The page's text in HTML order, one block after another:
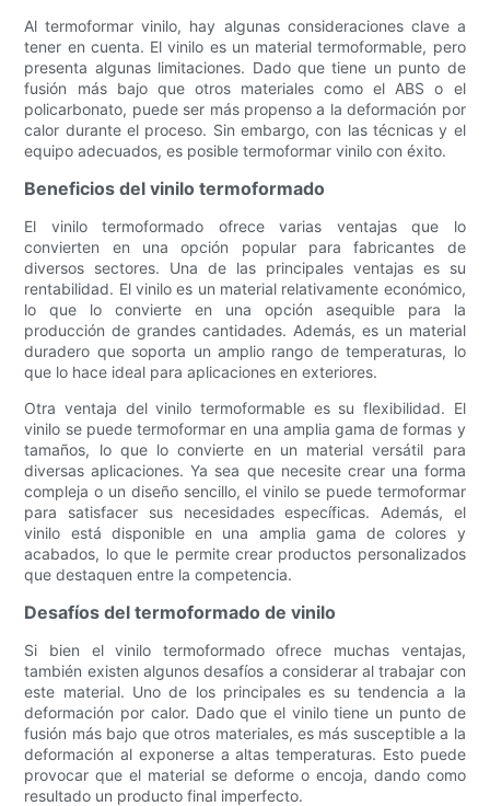
Al termoformar vinilo, hay algunas consideraciones clave a
tener en cuenta. El vinilo es un material termoformable, pero
presenta algunas limitaciones. Dado que tiene un punto de
fusión más bajo que otros materiales como el ABS o el
policarbonato, puede ser más propenso a la deformación por
calor durante el proceso. Sin embargo, con las técnicas y el
equipo adecuados, es posible termoformar vinilo con éxito.
Beneficios del vinilo termoformado
El vinilo termoformado ofrece varias ventajas que lo
convierten en una opción popular para fabricantes de
diversos sectores. Una de las principales ventajas es su
rentabilidad. El vinilo es un material relativamente económico,
lo que lo convierte en una opción asequible para la
producción de grandes cantidades. Además, es un material
duradero que soporta un amplio rango de temperaturas, lo
que lo hace ideal para aplicaciones en exteriores.
Otra ventaja del vinilo termoformable es su flexibilidad. El
vinilo se puede termoformar en una amplia gama de formas y
tamaños, lo que lo convierte en un material versátil para
diversas aplicaciones. Ya sea que necesite crear una forma
compleja o un diseño sencillo, el vinilo se puede termoformar
para satisfacer sus necesidades específicas. Además, el
vinilo está disponible en una amplia gama de colores y
acabados, lo que le permite crear productos personalizados
que destaquen entre la competencia.
Desafíos del termoformado de vinilo
Si bien el vinilo termoformado ofrece muchas ventajas,
también existen algunos desafíos a considerar al trabajar con
este material. Uno de los principales es su tendencia a la
deformación por calor. Dado que el vinilo tiene un punto de
fusión más bajo que otros materiales, es más susceptible a la
deformación al exponerse a altas temperaturas. Esto puede
provocar que el material se deforme o encoja, dando como
resultado un producto final imperfecto.